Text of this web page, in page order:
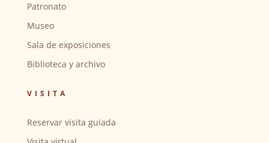
Patronato
Museo
Sala de exposiciones
Biblioteca y archivo
VISITA
Reservar visita guiada